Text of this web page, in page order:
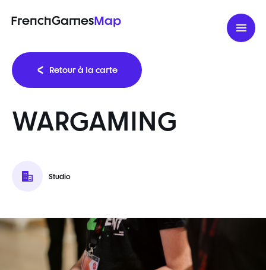
FrenchGamesMap
Retour à la carte
WARGAMING
Studio